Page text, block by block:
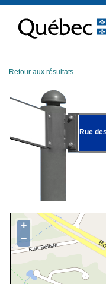
contenu
Retour aux résultats
Rue
+
−